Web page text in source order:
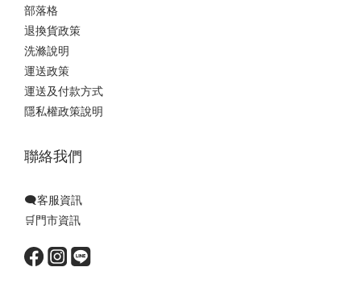
部落格
退換貨政策
洗滌說明
運送政策
運送及付款方式
隱私權政策說明
聯絡我們
🗨️客服資訊
🛒門市資訊